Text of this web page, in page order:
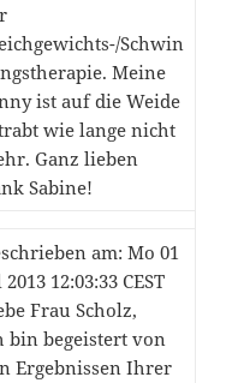
Schwin
Meine
ist auf die Weide
wie lange nicht
Ganz lieben
Sabine!
am: Mo 01
2013 12:03:33 CEST
Frau Scholz,
bin begeistert von
Ergebnissen Ihrer